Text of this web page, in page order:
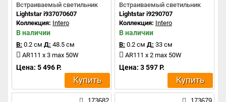
Встраиваемый светильник
Lightstar i937070607
Коллекция: Intero
В наличии
В: 0.2 см Д: 48.5 см
AR111 x 3 max 50W
Цена: 5 496 Р.
Купить
Встраиваемый светильник
Lightstar i9290707
Коллекция: Intero
В наличии
В: 0.2 см Д: 33 см
AR111 x 2 max 50W
Цена: 3 597 Р.
Купить